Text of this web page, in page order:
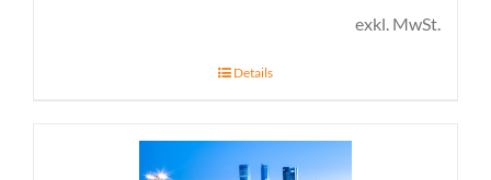
exkl. MwSt.
Details